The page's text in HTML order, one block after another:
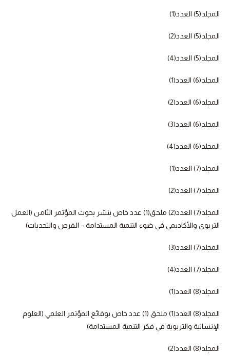
المجلد(5) العدد(1)
المجلد(5) العدد(2)
المجلد(5) العدد(4)
المجلد(6) العدد(1)
المجلد(6) العدد(2)
المجلد(6) العدد(3)
المجلد(6) العدد(4)
المجلد(7) العدد(1)
المجلد(7) العدد(2)
المجلد(7) العدد(2) ملحق(1) عدد خاص بنشر بحوث المؤتمر الثامن (العمل
التربوي والأكاديمي في ضوء التنمية المستدامة – الفرص والتحديات)
المجلد(7) العدد(3)
المجلد(7) العدد(4)
المجلد(8) العدد(1)
المجلد(8) العدد(1) ملحق (1) عدد خاص بوقائع المؤتمر العلمي (العلوم
الإنسانية والتربوية في فكر التنمية المستدامة)
المجلد(8) العدد(2)